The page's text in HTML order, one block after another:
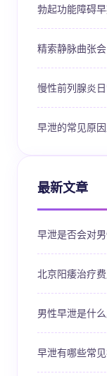
勃起功能障碍
精索静脉曲张
慢性前列腺炎
早泄的常见原
最新文章
早泄是否会对
北京阳痿治疗
男性早泄是什
早泄有哪些常